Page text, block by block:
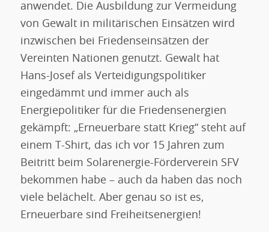
anwendet. Die Ausbildung zur Vermeidung
von Gewalt in militärischen Einsätzen wird
inzwischen bei Friedenseinsätzen der
Vereinten Nationen genutzt. Gewalt hat
Hans-Josef als Verteidigungspolitiker
eingedämmt und immer auch als
Energiepolitiker für die Friedensenergien
gekämpft: „Erneuerbare statt Krieg“ steht auf
einem T-Shirt, das ich vor 15 Jahren zum
Beitritt beim Solarenergie-Förderverein SFV
bekommen habe – auch da haben das noch
viele belächelt. Aber genau so ist es,
Erneuerbare sind Freiheitsenergien!